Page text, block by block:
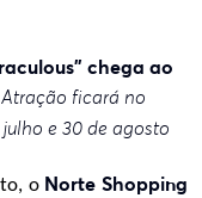
chega ao
Atração ficará no
e 30 de agosto
oNorte Shopping